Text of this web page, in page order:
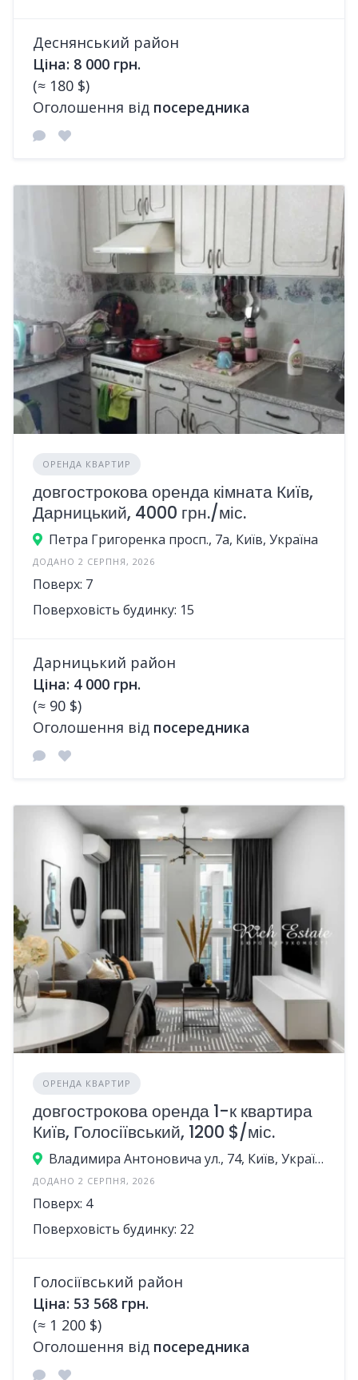
Деснянський район
Ціна: 8 000 грн.
(≈ 180 $)
Оголошення від посередника
ОРЕНДА КВАРТИР
довгострокова оренда кімната Київ,
Дарницький, 4000 грн./міс.
Петра Григоренка просп., 7а, Київ, Україна
ДОДАНО 2 СЕРПНЯ, 2026
Поверх: 7
Поверховість будинку: 15
Дарницький район
Ціна: 4 000 грн.
(≈ 90 $)
Оголошення від посередника
ОРЕНДА КВАРТИР
довгострокова оренда 1-к квартира
Київ, Голосіївський, 1200 $/міс.
Владимира Антоновича ул., 74, Київ, Україна
ДОДАНО 2 СЕРПНЯ, 2026
Поверх: 4
Поверховість будинку: 22
Голосіївський район
Ціна: 53 568 грн.
(≈ 1 200 $)
Оголошення від посередника